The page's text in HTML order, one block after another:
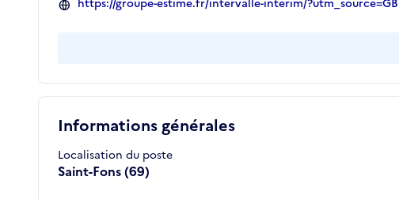
Informations générales
Localisation du poste
Saint-Fons (69)
https://groupe-estime.fr/intervalle-interim/